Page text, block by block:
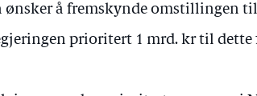
ønsker å fremskynde omstillingen
prioritert 1 mrd. kr til dette